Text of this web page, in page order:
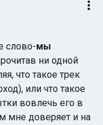
слово-мы
ни одной
что такое трек
или что такое
вовлечь его в
мне доверяет и на